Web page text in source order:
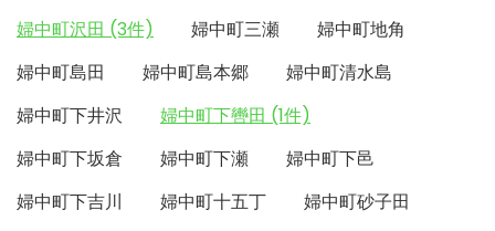
婦中町沢田 (3件)
婦中町三瀬
婦中町地角
婦中町島田
婦中町島本郷
婦中町清水島
婦中町下井沢
婦中町下轡田 (1件)
婦中町下坂倉
婦中町下瀬
婦中町下邑
婦中町下吉川
婦中町十五丁
婦中町砂子田